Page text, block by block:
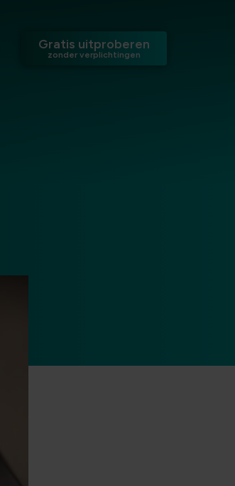
Gratis uitproberen
zonder verplichtingen